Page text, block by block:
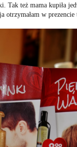
Tak też mama kupiła
otrzymałam w prezencie